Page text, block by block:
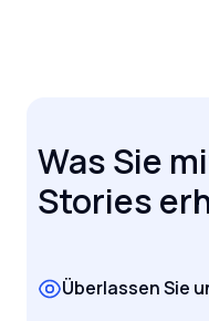
Was Sie
Stories
Überlassen Sie